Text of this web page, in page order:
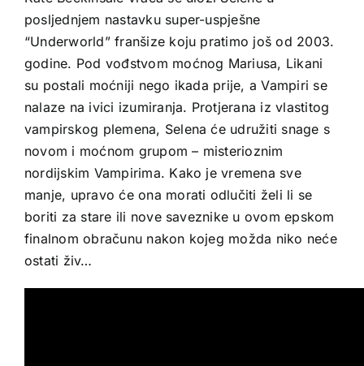
posljednjem nastavku super-uspješne
“Underworld” franšize koju pratimo još od 2003.
godine. Pod vođstvom moćnog Mariusa, Likani
su postali moćniji nego ikada prije, a Vampiri se
nalaze na ivici izumiranja. Protjerana iz vlastitog
vampirskog plemena, Selena će udružiti snage s
novom i moćnom grupom – misterioznim
nordijskim Vampirima. Kako je vremena sve
manje, upravo će ona morati odlučiti želi li se
boriti za stare ili nove saveznike u ovom epskom
finalnom obračunu nakon kojeg možda niko neće
ostati živ…